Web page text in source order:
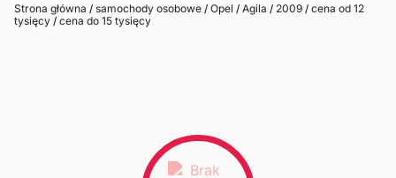
Strona główna / samochody osobowe / Opel / Agila / 2009 / cena od 12
tysięcy / cena do 15 tysięcy